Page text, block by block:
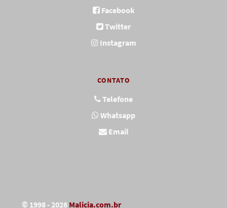
Facebook
Twitter
Instagram
CONTATO
Telefone
Whatsapp
Email
© 1998 - 2026 Malicia.com.br